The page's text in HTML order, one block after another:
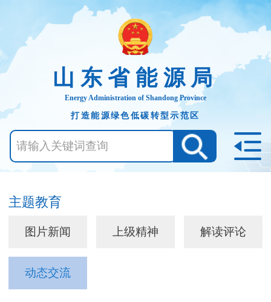
山东省能源局
Energy Administration of Shandong Province
打造能源绿色低碳转型示范区
主题教育
图片新闻 上级精神 解读评论
动态交流